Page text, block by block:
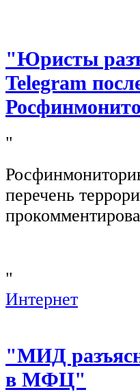
"Юристы
Telegram
"
перечень
"
Интернет
"МИД
в МФЦ"